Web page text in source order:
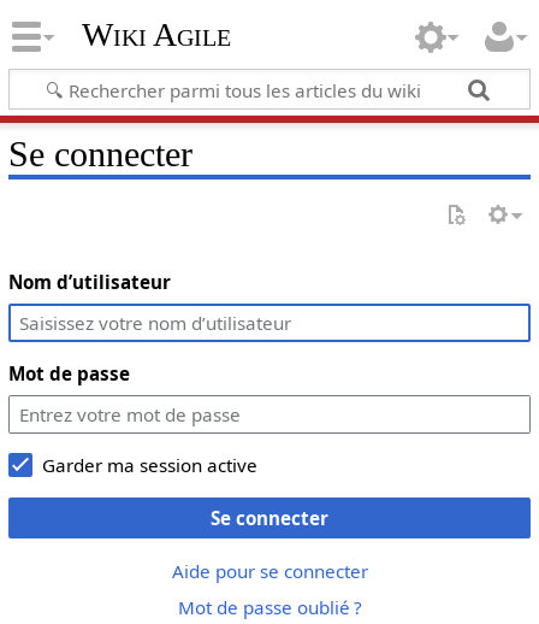
Wiki Agile
Se connecter
Nom d’utilisateur
Mot de passe
Garder ma session active
Se connecter
Aide pour se connecter
Mot de passe oublié ?